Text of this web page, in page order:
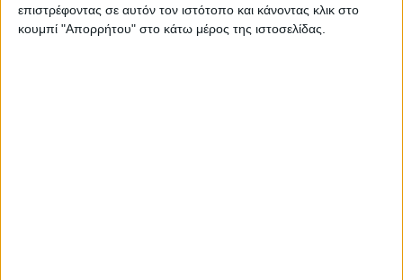
επιστρέφοντας σε αυτόν τον ιστότοπο και κάνοντας κλικ στο
κουμπί "Απορρήτου" στο κάτω μέρος της ιστοσελίδας.
Αναλυτικότερα στην έντυπη μορφή του Νέου
Αγώνα.